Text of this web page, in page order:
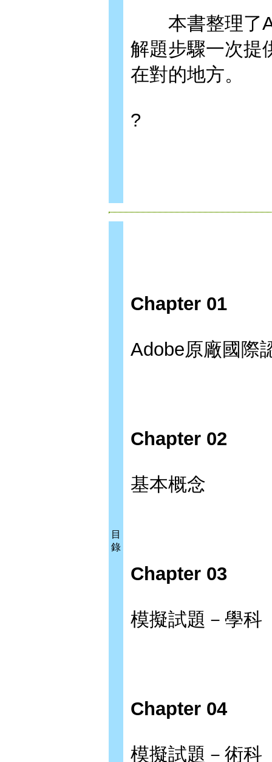
本書整理了
解題步驟一次提
在對的地方。
?
目
錄
Chapter 01
Adobe原廠國際
Chapter 02
基本概念
Chapter 03
模擬試題－學科
Chapter 04
模擬試題－術科